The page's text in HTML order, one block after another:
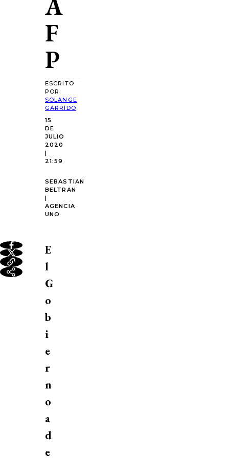
F
P
ESCRITO
POR:
SOLANGE
GARRIDO
15
DE
JULIO
2020
|
21:59
SEBASTIAN
BELTRAN
|
AGENCIA
UNO
E
l
G
o
b
i
e
r
n
o
a
d
e